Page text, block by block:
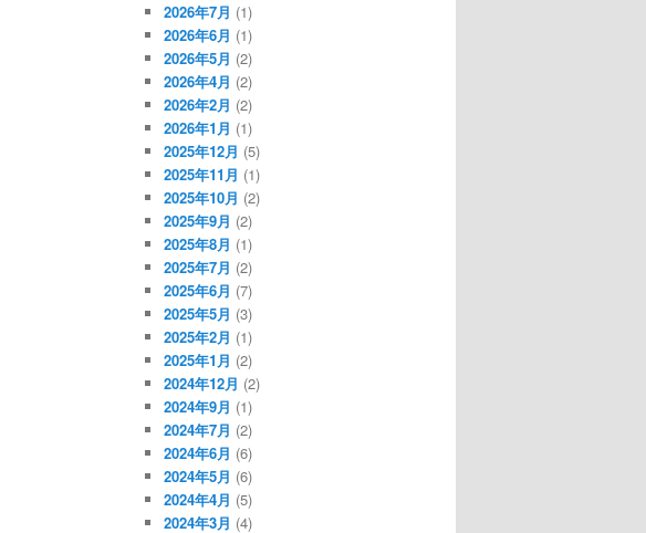
2026年7月 (1)
2026年6月 (1)
2026年5月 (2)
2026年4月 (2)
2026年2月 (2)
2026年1月 (1)
2025年12月 (5)
2025年11月 (1)
2025年10月 (2)
2025年9月 (2)
2025年8月 (1)
2025年7月 (2)
2025年6月 (7)
2025年5月 (3)
2025年2月 (1)
2025年1月 (2)
2024年12月 (2)
2024年9月 (1)
2024年7月 (2)
2024年6月 (6)
2024年5月 (6)
2024年4月 (5)
2024年3月 (4)